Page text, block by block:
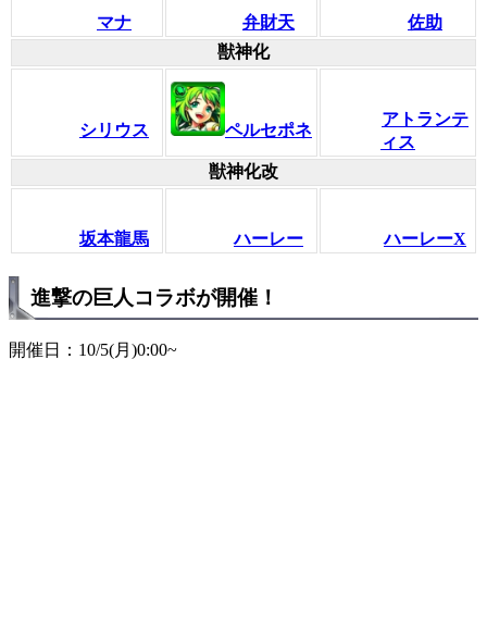
マナ 弁財天
佐助
獣神化
シリウス ペルセポネ
アトランテ
ィス
獣神化改
坂本龍馬 ハーレー ハーレーX
進撃の巨人コラボが開催！
開催日：10/5(月)0:00~